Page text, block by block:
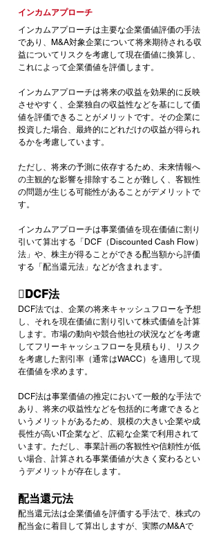
インカムアプローチ
インカムアプローチは主要な企業価値評価の手法
であり、M&A対象企業について将来期待される収
益についてリスクを考慮して現在価値に換算し、
これによって企業価値を評価します。
インカムアプローチは将来の収益を効果的に反映
させやすく、企業独自の収益性などを基にして価
値を評価できることがメリットです。その企業に
投資した場合、最終的にどれだけの収益が得られ
るかを考慮しています。
ただし、将来の予測に依存するため、未来情報へ
の主観的な影響を排除することが難しく、客観性
の問題が生じる可能性があることがデメリットで
す。
インカムアプローチは事業価値を現在価値に割り
引いて算出する「DCF（Discounted Cash Flow）
法」や、株主が得ることができる配当額から評価
する「配当還元法」などが含まれます。
DCF法
DCF法では、企業の将来キャッシュフローを予想
し、それを現在価値に割り引いて株式価値を計算
します。市場の動向や競合他社の状況などを考慮
してフリーキャッシュフローを見積もり、リスク
を考慮した割引率（通常はWACC）を適用して現
在価値を求めます。
DCF法は事業価値の推定において一般的な手法で
あり、将来の収益性などを包括的に考慮できると
いうメリットがあるため、規模の大きい企業や成
長性が高いIT企業など、広範な企業で利用されて
います。ただし、事業計画の客観性や信頼性が低
い場合、計算される事業価値が大きく変わるとい
うデメリットが存在します。
配当還元法
配当還元法は企業価値を評価する手法で、株式の
配当金に着目して算出しますが、実際のM&Aで